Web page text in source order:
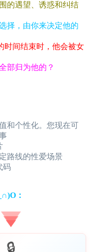
的遇望、诱惑和纠结
择，由你来决定他的
时间结束时，他会被女
部归为他的？
和个性化。您现在可
路线的性爱场景
码
：